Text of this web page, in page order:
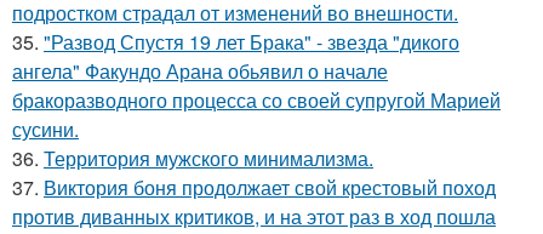
подростком страдал от изменений во внешности.
35. "Развод Спустя 19 лет Брака" - звезда "дикого
ангела" Факундо Арана обьявил о начале
бракоразводного процесса со своей супругой Марией
сусини.
36. Территория мужского минимализма.
37. Виктория боня продолжает свой крестовый поход
против диванных критиков, и на этот раз в ход пошла